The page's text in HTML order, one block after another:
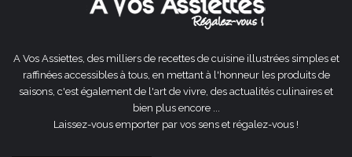
A Vos Assiettes, des milliers de recettes de cuisine illustrées simples et
raffinées accessibles à tous, en mettant à l'honneur les produits de
saisons, c'est également de l'art de vivre, des actualités culinaires et
bien plus encore ...
Laissez-vous emporter par vos sens et régalez-vous !